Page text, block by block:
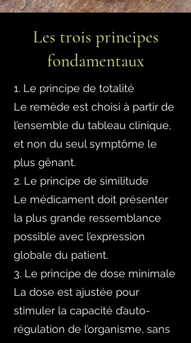
Les trois principes
fondamentaux
1. Le principe de totalité
Le remède est choisi à partir de
l’ensemble du tableau clinique,
et non du seul symptôme le
plus gênant.
2. Le principe de similitude
Le médicament doit présenter
la plus grande ressemblance
possible avec l’expression
globale du patient.
3. Le principe de dose minimale
La dose est ajustée pour
stimuler la capacité d’auto-
régulation de l’organisme, sans